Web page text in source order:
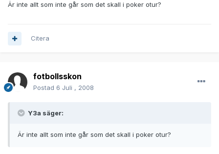
Är inte allt som inte går som det skall i poker otur?
Citera
fotbollsskon
Postad 6 Juli , 2008
Y3a säger:
Är inte allt som inte går som det skall i poker otur?